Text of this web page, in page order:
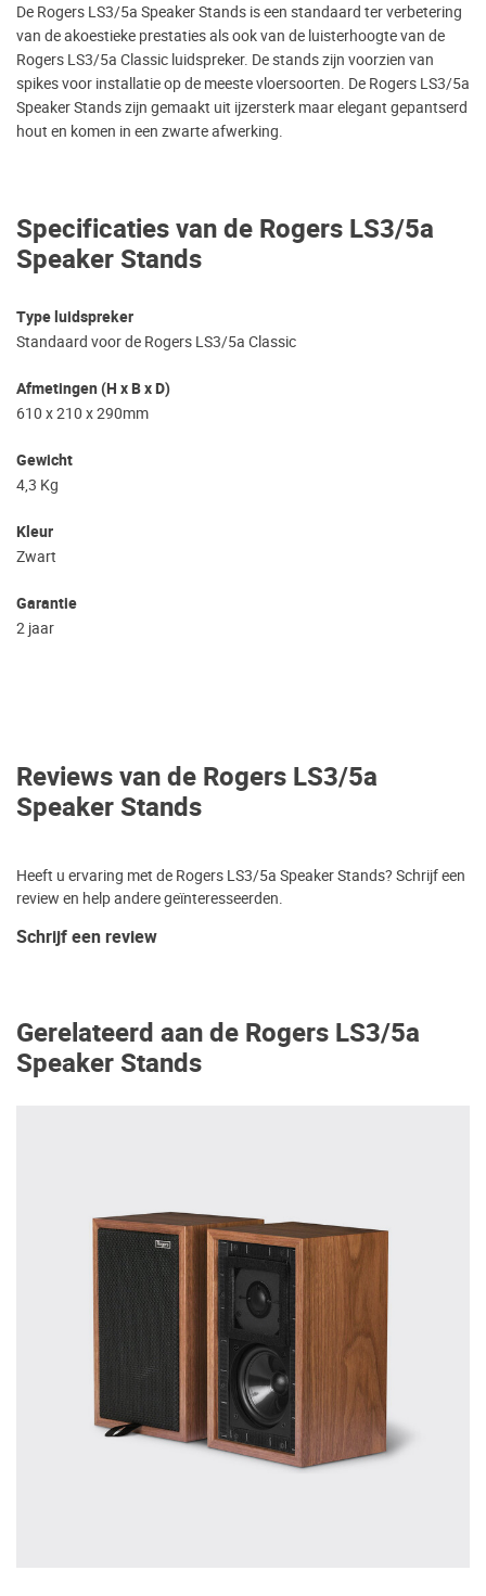
Specificaties van de Rogers LS3/5a
Speaker Stands
Type luidspreker
Standaard voor de Rogers LS3/5a Classic
Afmetingen (H x B x D)
610 x 210 x 290mm
Gewicht
4,3 Kg
Kleur
Zwart
Garantie
2 jaar
De Rogers LS3/5a Speaker Stands is een standaard ter verbetering
van de akoestieke prestaties als ook van de luisterhoogte van de
Rogers LS3/5a Classic luidspreker. De stands zijn voorzien van
spikes voor installatie op de meeste vloersoorten. De Rogers LS3/5a
Speaker Stands zijn gemaakt uit ijzersterk maar elegant gepantserd
hout en komen in een zwarte afwerking.
Reviews van de Rogers LS3/5a
Speaker Stands
Heeft u ervaring met de Rogers LS3/5a Speaker Stands? Schrijf een
review en help andere geïnteresseerden.
Schrijf een review
Gerelateerd aan de Rogers LS3/5a
Speaker Stands